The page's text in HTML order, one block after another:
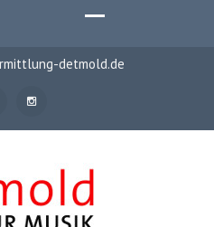
detmold.de